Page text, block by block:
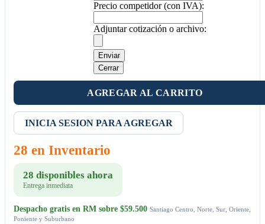
Precio competidor (con IVA):
Adjuntar cotización o archivo:
Enviar
Cerrar
AGREGAR AL CARRITO
INICIA SESION PARA AGREGAR
28 en Inventario
28 disponibles ahora
Entrega inmediata
Despacho gratis en RM sobre $59.500 Santiago Centro, Norte, Sur, Oriente,
Poniente y Suburbano